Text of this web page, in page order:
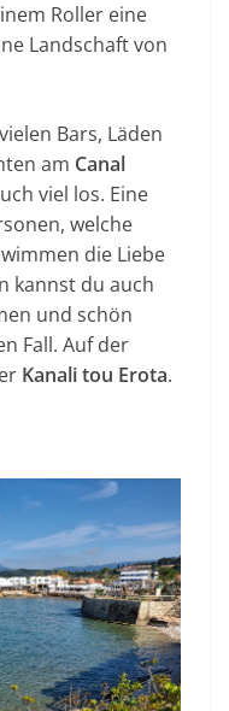
Roller eine
Landschaft von
Bars, Läden
am Canal
viel los. Eine
welche
die Liebe
kannst du auch
und schön
Fall. Auf der
Kanali tou Erota.